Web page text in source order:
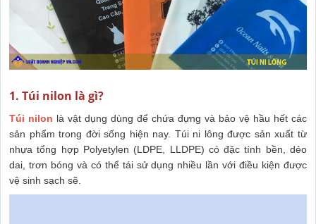
1. Túi nilon là gì?
Túi nilon là vật dụng dùng để chứa đựng và bảo vệ hầu hết các
sản phẩm trong đời sống hiện nay. Túi ni lông được sản xuất từ
nhựa tổng hợp Polyetylen (LDPE, LLDPE) có đặc tính bền, dẻo
dai, trơn bóng và có thể tái sử dụng nhiều lần với điều kiện được
vệ sinh sạch sẽ.